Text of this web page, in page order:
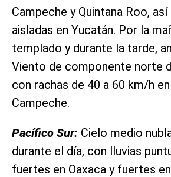
Campeche y Quintana Roo,
aisladas en Yucatán. Por la
templado y durante la tarde,
Viento de componente norte
con rachas de 40 a 60 km/h
Campeche.
Pacífico Sur: Cielo medio
durante el día, con lluvias
fuertes en Oaxaca y fuertes